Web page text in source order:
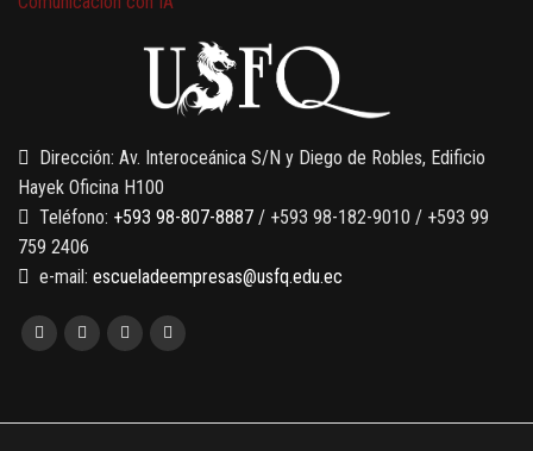
7 SEPTIEMBRE, 2026
Gobernanza de datos
Finanzas para no financieros
Dirección: Av. Interoceánica S/N y Diego de Robles, Edificio
Hayek Oficina H100
Teléfono: +593 98-807-8887 / +593 98-182-9010 / +593 99
759 2406
e-mail: escueladeempresas@usfq.edu.ec